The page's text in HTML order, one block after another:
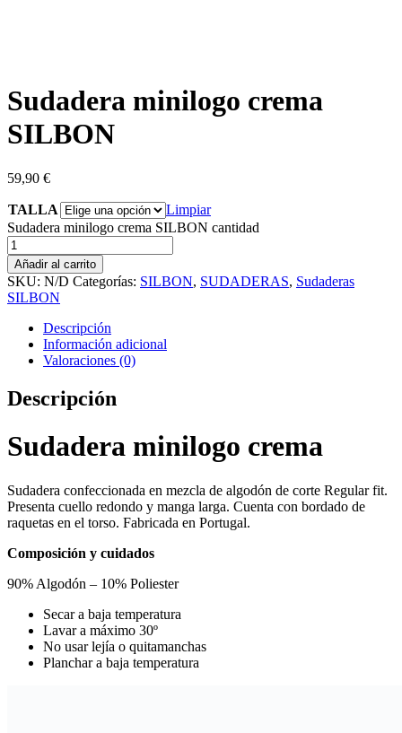
Sudadera minilogo crema
SILBON
59,90 €
TALLA
Limpiar
Sudadera minilogo crema SILBON cantidad
Añadir al carrito
SKU: N/D Categorías: SILBON, SUDADERAS, Sudaderas
SILBON
Descripción
Información adicional
Valoraciones (0)
Descripción
Sudadera minilogo crema
Sudadera confeccionada en mezcla de algodón de corte Regular fit.
Presenta cuello redondo y manga larga. Cuenta con bordado de
raquetas en el torso. Fabricada en Portugal.
Composición y cuidados
90% Algodón – 10% Poliester
Secar a baja temperatura
Lavar a máximo 30º
No usar lejía o quitamanchas
Planchar a baja temperatura